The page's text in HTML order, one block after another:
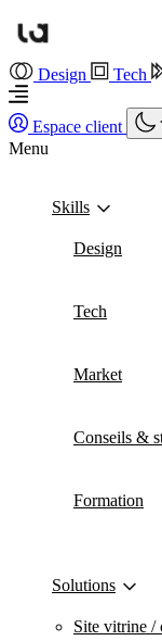
Design Tech
Espace client
Menu
Skills
Design
Tech
Market
Conseils &
Formation
Solutions
Site vitrine /